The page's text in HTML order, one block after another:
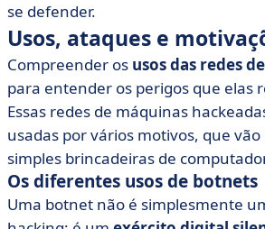
se defender.
Usos, ataques e
Compreender os usos das redes
para entender os perigos que elas
Essas redes de máquinas
usadas por vários motivos, que
simples brincadeiras de
Os diferentes usos de botnets
Uma botnet não é simplesmente